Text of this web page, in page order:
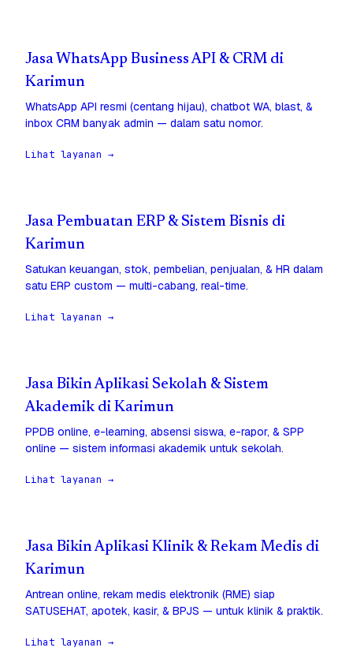
Jasa WhatsApp Business API & CRM di
Karimun
WhatsApp API resmi (centang hijau), chatbot WA, blast, &
inbox CRM banyak admin — dalam satu nomor.
Lihat layanan →
Jasa Pembuatan ERP & Sistem Bisnis di
Karimun
Satukan keuangan, stok, pembelian, penjualan, & HR dalam
satu ERP custom — multi-cabang, real-time.
Lihat layanan →
Jasa Bikin Aplikasi Sekolah & Sistem
Akademik di Karimun
PPDB online, e-learning, absensi siswa, e-rapor, & SPP
online — sistem informasi akademik untuk sekolah.
Lihat layanan →
Jasa Bikin Aplikasi Klinik & Rekam Medis di
Karimun
Antrean online, rekam medis elektronik (RME) siap
SATUSEHAT, apotek, kasir, & BPJS — untuk klinik & praktik.
Lihat layanan →